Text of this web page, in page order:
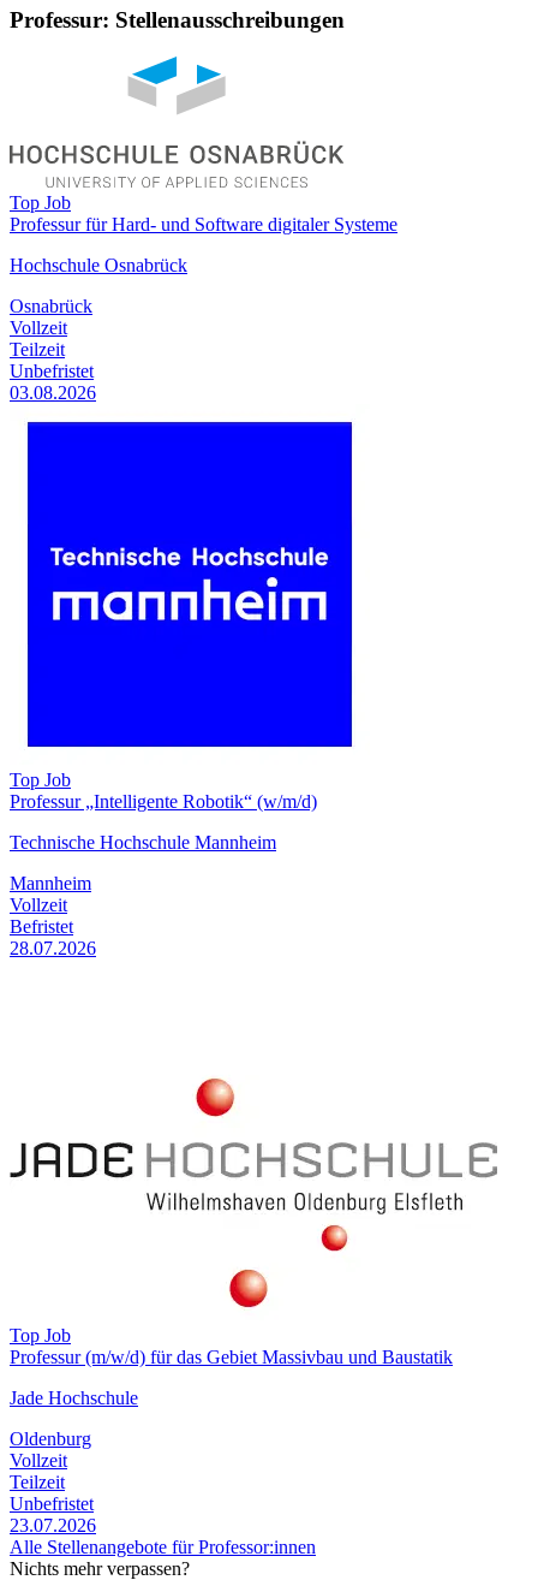
Professur: Stellenausschreibungen
Top Job
Professur für Hard- und Software digitaler Systeme
Hochschule Osnabrück
Osnabrück
Vollzeit
Teilzeit
Unbefristet
03.08.2026
Top Job
Professur „Intelligente Robotik“ (w/m/d)
Technische Hochschule Mannheim
Mannheim
Vollzeit
Befristet
28.07.2026
Top Job
Professur (m/w/d) für das Gebiet Massivbau und Baustatik
Jade Hochschule
Oldenburg
Vollzeit
Teilzeit
Unbefristet
23.07.2026
Alle Stellenangebote für Professor:innen
Nichts mehr verpassen?